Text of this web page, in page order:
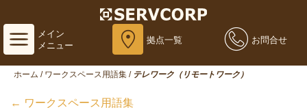
メイン
メニュー
拠点一覧 お問合せ
ホーム / ワークスペース用語集 / テレワーク（リモートワーク）
← ワークスペース用語集